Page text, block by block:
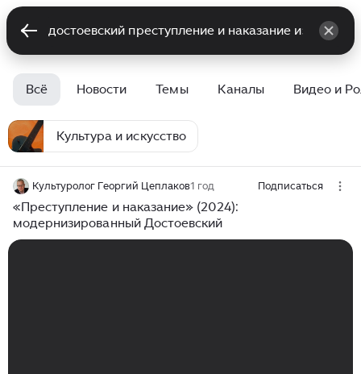
Всё Новости Темы Каналы Видео и
Культура и искусство
Культуролог Георгий Цеплаков1 год Подписаться
«Преступление и наказание» (2024):
модернизированный Достоевский